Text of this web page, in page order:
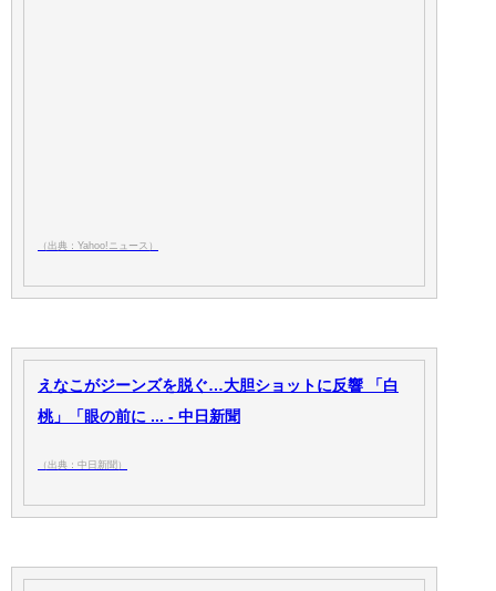
（出典：Yahoo!ニュース）
えなこがジーンズを脱ぐ…大胆ショットに反響 「白
桃」「眼の前に ... - 中日新聞
（出典：中日新聞）